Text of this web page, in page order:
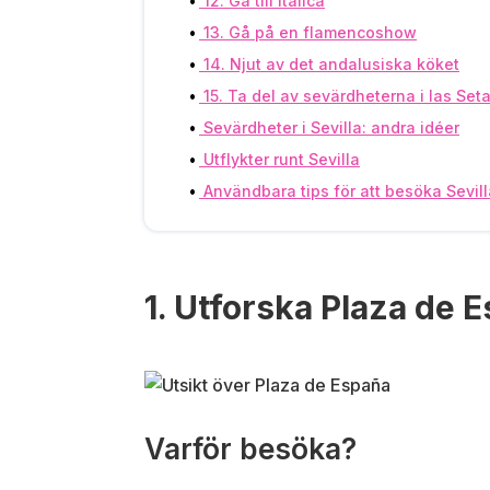
13. Gå på en flamencoshow
14. Njut av det andalusiska köket
15. Ta del av sevärdheterna i las
Sevärdheter i Sevilla: andra idéer
Utflykter runt Sevilla
Användbara tips för att besöka
1. Utforska Plaza de
Varför besöka?